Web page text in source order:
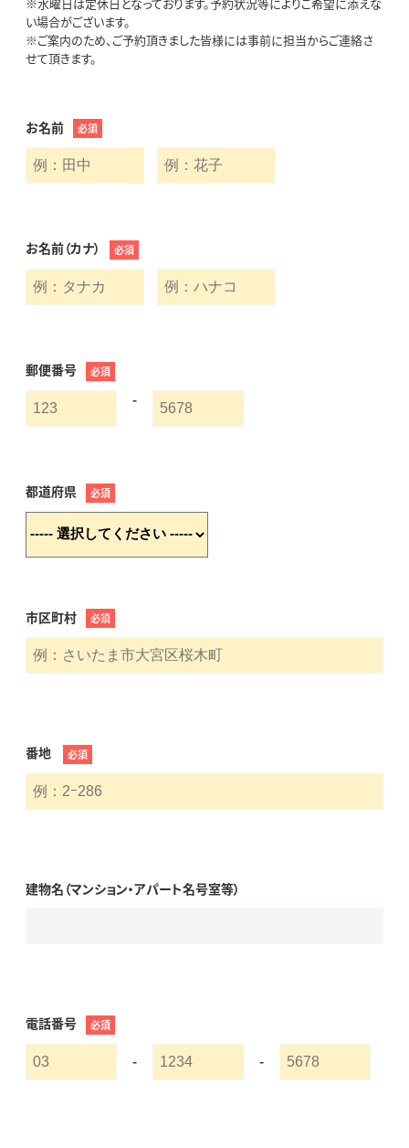
い場合がございます。
※ご案内のため、ご予約頂きました皆様には事前に担当からご連絡さ
せて頂きます。
お名前 必須
お名前（カナ） 必須
郵便番号 必須
-
都道府県 必須
市区町村 必須
番地 必須
建物名（マンション・アパート名号室等）
電話番号 必須
- -